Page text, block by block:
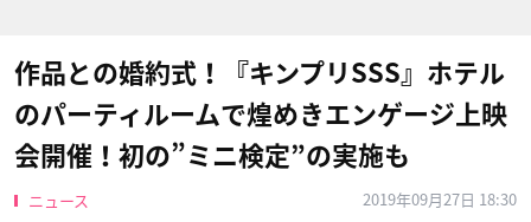
作品との婚約式！『キンプリSSS』ホテル
のパーティルームで煌めきエンゲージ上映
会開催！初の”ミニ検定”の実施も
ニュース
2019年09月27日 18:30